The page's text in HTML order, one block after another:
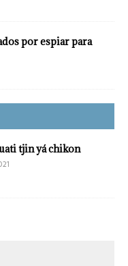
por espiar para
tjin yá chikon